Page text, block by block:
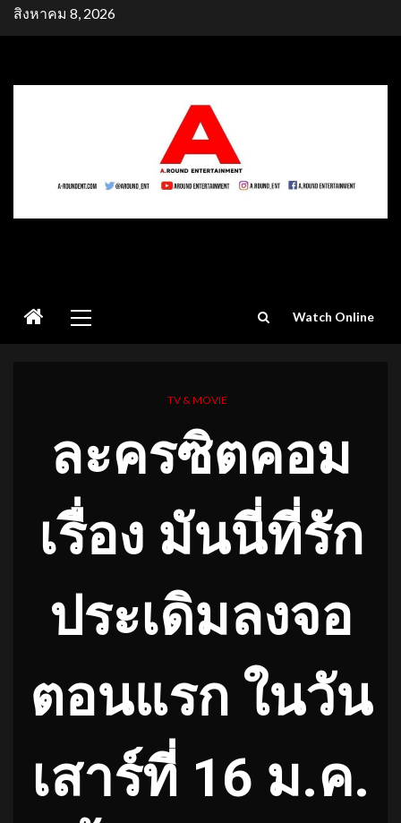
Skipสิงหาคม 8, 2026
Menu
Watch Online
TV & MOVIE
ละครซิตคอม
เรื่อง มันนี่ที่รัก
ประเดิมลงจอ
ตอนแรก ในวัน
เสาร์ที่ 16 ม.ค.